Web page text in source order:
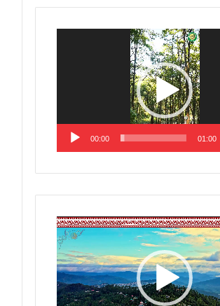
00:00 01:00
Video
Player